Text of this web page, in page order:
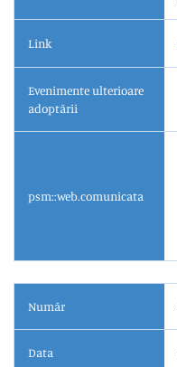
Link
Evenimente ulterioare
adoptării
psm::web.comunicata
Număr
Data